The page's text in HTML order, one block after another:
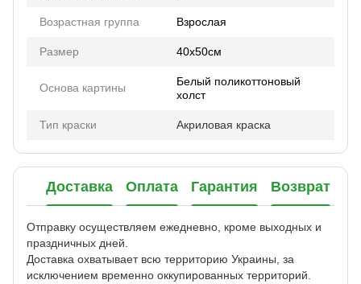
Возрастная группа Взрослая
Размер 40х50см
Основа картины
Белый поликоттоновый
холст
Тип краски Акриловая краска
Доставка Оплата Гарантия Возврат
Отправку осуществляем ежедневно, кроме выходных и
праздничных дней.
Доставка охватывает всю территорию Украины, за
исключением временно оккупированных территорий.